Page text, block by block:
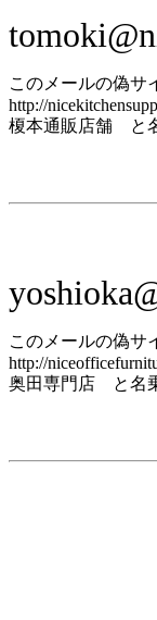
このメールの偽サ
http://
榎本通販店舗 と
このメールの偽サ
http://
奥田専門店 と名